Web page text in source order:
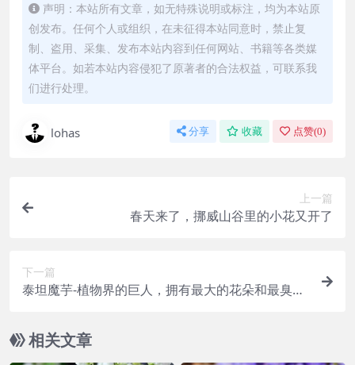
声明：本站所有文章，如无特殊说明或标注，均为本站原
创发布。任何个人或组织，在未征得本站同意时，禁止复
制、盗用、采集、发布本站内容到任何网站、书籍等各类媒
体平台。如若本站内容侵犯了原著者的合法权益，可联系我
们进行处理。
lohas 分享 收藏 点赞(0)
上一篇
春天来了，挪威山谷里的小花又开了
下一篇
泰坦魔芋-植物界的巨人，拥有最大的花朵和最臭的
相关文章